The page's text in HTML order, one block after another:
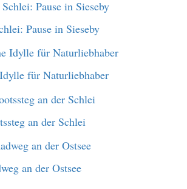
Pause in Sieseby
für Naturliebhaber
an der Schlei
an der Ostsee